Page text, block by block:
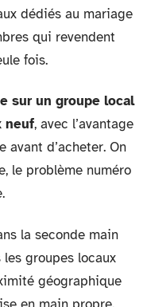
dédiés au mariage
qui revendent
fois.
sur un groupe local
neuf, avec l’avantage
avant d’acheter. On
le problème numéro
la seconde main
groupes locaux
géographique